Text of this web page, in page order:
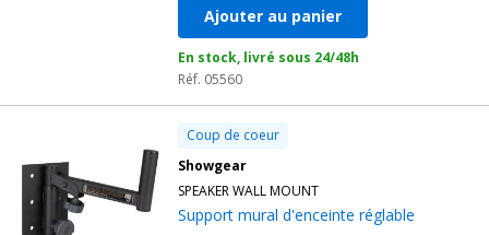
Ajouter au panier
En stock, livré sous 24/48h
Réf. 05560
Coup de coeur
Showgear
SPEAKER WALL MOUNT
Support mural d'enceinte réglable